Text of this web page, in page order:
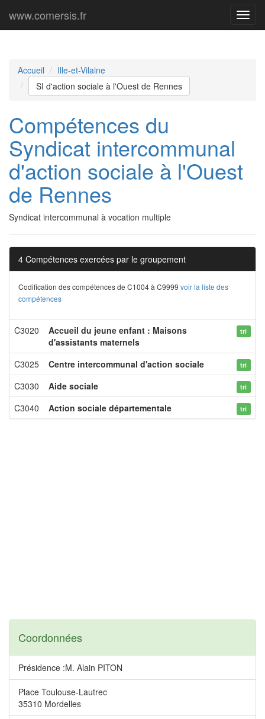
Menu
www.comersis.fr
Accueil
Ille-et-Vilaine
SI d'action sociale à l'Ouest de Rennes
Compétences du
Syndicat intercommunal
d'action sociale à l'Ouest
de Rennes
Syndicat intercommunal à vocation multiple
4 Compétences exercées par le groupement
Codification des compétences de C1004 à C9999 voir la liste des
compétences
C3020
Accueil du jeune enfant : Maisons
d'assistants maternels
tri
C3025 Centre intercommunal d'action sociale tri
C3030 Aide sociale tri
C3040 Action sociale départementale tri
Coordonnées
Présidence :M. Alain PITON
Place Toulouse-Lautrec
35310 Mordelles